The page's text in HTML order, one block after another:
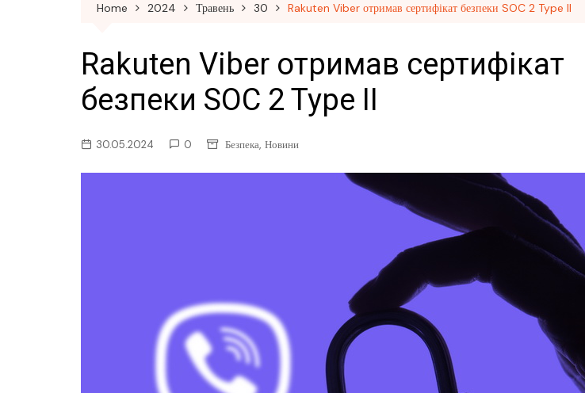
Аудіо & відео
датацентри
Софт
Home 2024 Травень 30 Rakuten Viber отримав сертифікат безпеки SOC 2 Type II
Rakuten Viber отримав сертифікат
безпеки SOC 2 Type II
30.05.2024 0 Безпека, Новини